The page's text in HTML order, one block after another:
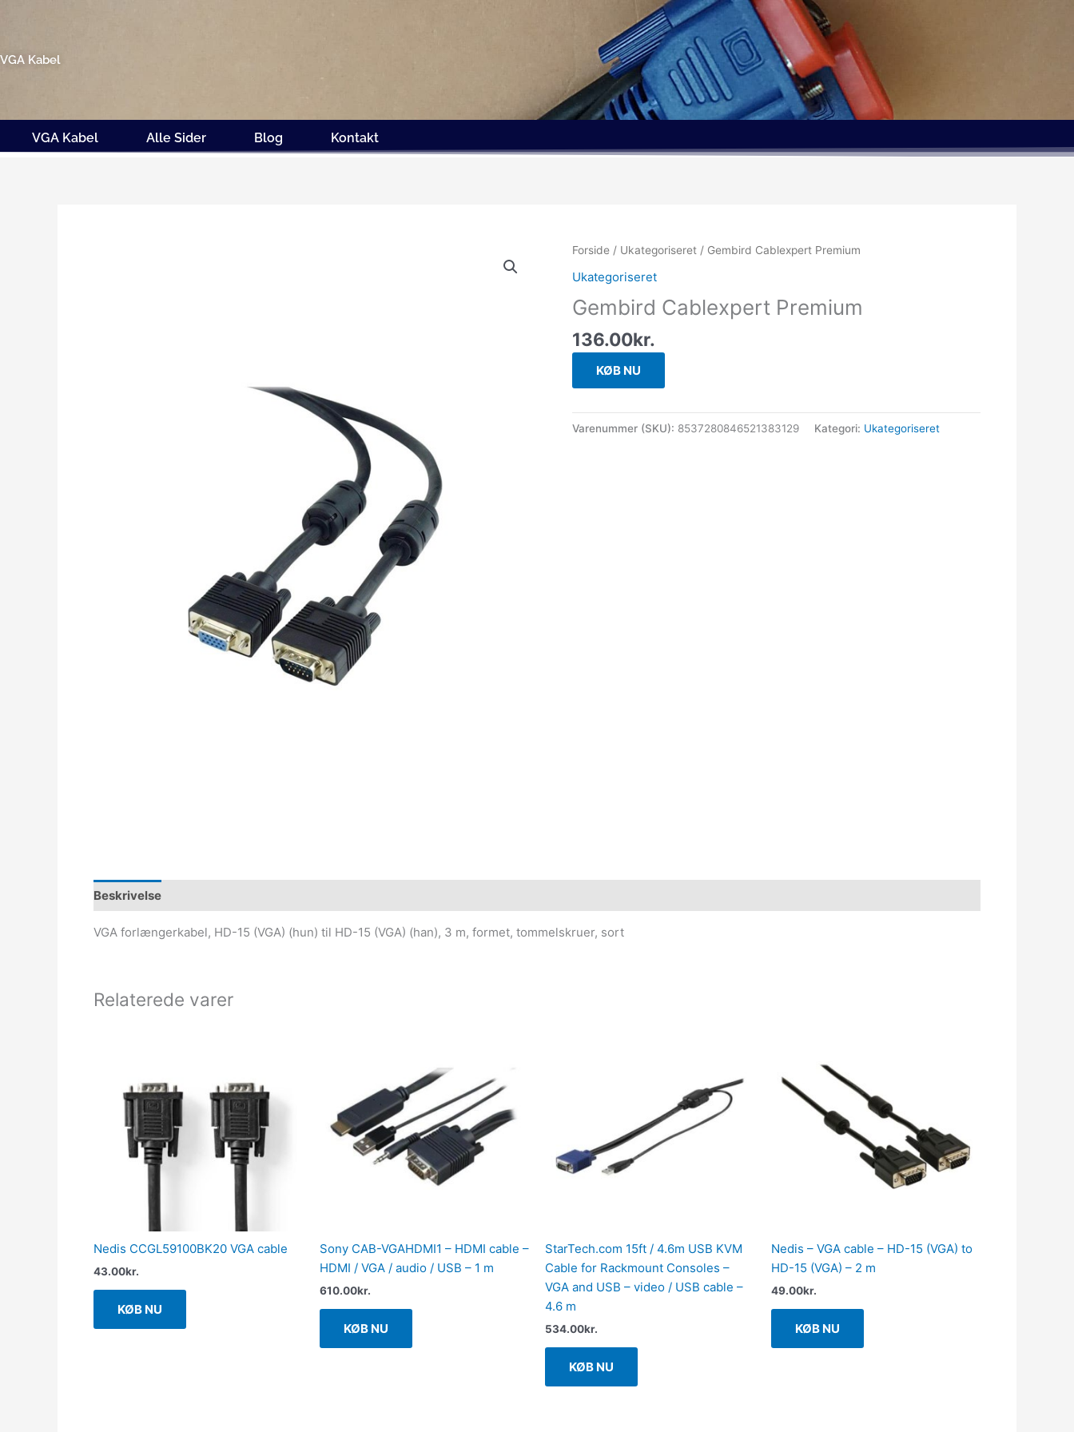
VGA Kabel
VGA Kabel Alle Sider Blog Kontakt
Forside / Ukategoriseret / Gembird Cablexpert Premium
Ukategoriseret
Gembird Cablexpert Premium
136.00kr.
KØB NU
Varenummer (SKU): 8537280846521383129 Kategori: Ukategoriseret
Beskrivelse
VGA forlængerkabel, HD-15 (VGA) (hun) til HD-15 (VGA) (han), 3 m, formet, tommelskruer, sort
Relaterede varer
Nedis CCGL59100BK20 VGA cable
43.00kr.
KØB NU
Sony CAB-VGAHDMI1 – HDMI cable –
HDMI / VGA / audio / USB – 1 m
610.00kr.
KØB NU
StarTech.com 15ft / 4.6m USB KVM
Cable for Rackmount Consoles –
VGA and USB – video / USB cable –
4.6 m
534.00kr.
KØB NU
Nedis – VGA cable – HD-15 (VGA) to
HD-15 (VGA) – 2 m
49.00kr.
KØB NU